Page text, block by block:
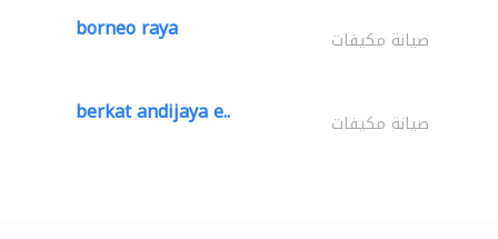
borneo raya صيانة مكيفات
berkat andijaya e.. صيانة مكيفات